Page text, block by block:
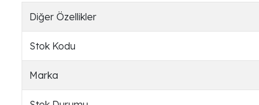
Diğer Özellikler
Stok Kodu
Marka